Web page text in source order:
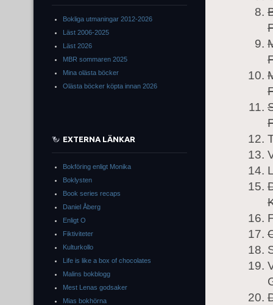
Bokliga utmaningar 2012-2026
Läst 2006-2025
Läst 2026
MBR sommaren 2025
Mina olästa böcker
Olästa böcker köpta innan 2026
EXTERNA LÄNKAR
Bokföring enligt Monika
Boklysten
Book series recaps
Daniel Åberg
Enligt O
Fiktiviteter
Kulturkollo
Life is like a box of chocolates
Malins bokblogg
Mest Lenas godsaker
Mias bokhörna